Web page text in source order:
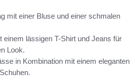
mit einer Bluse und einer schmalen
einem lässigen T-Shirt und Jeans für
Look.
in Kombination mit einem eleganten